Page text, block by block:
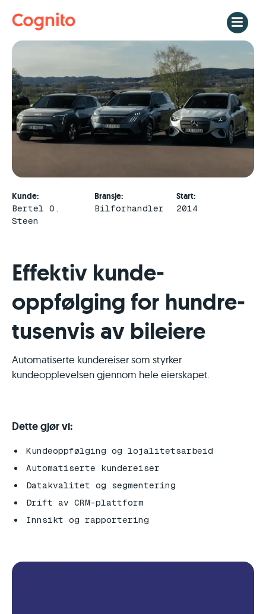
Kunde:
Bertel O.
Steen
Bransje:
Bilforhandler
Start:
2014
Effektiv kunde­
oppfølging for hundre­
tusenvis av bil­eiere
Automatiserte kundereiser som styrker
kundeopplevelsen gjennom hele eierskapet.
Dette gjør vi:
Kundeoppfølging og lojalitetsarbeid
Automatiserte kundereiser
Datakvalitet og segmentering
Drift av CRM-plattform
Innsikt og rapportering